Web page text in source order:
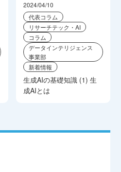
2024/04/10
代表コラム
リサーチテック・AI
コラム
データインテリジェンス
事業部
新着情報
生成AIの基礎知識 (1) 生
成AIとは